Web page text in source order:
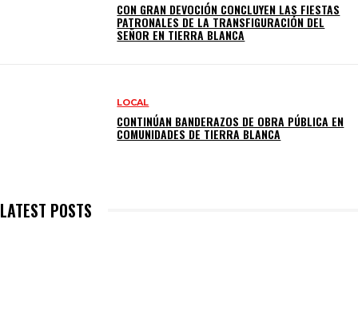
CON GRAN DEVOCIÓN CONCLUYEN LAS FIESTAS
PATRONALES DE LA TRANSFIGURACIÓN DEL
SEÑOR EN TIERRA BLANCA
LOCAL
CONTINÚAN BANDERAZOS DE OBRA PÚBLICA EN
COMUNIDADES DE TIERRA BLANCA
LATEST POSTS